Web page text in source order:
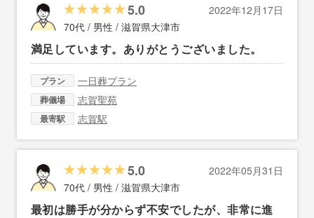
5.0
2022年12月17日
70代 / 男性 / 滋賀県大津市
満足しています。ありがとうございました。
プラン 一日葬プラン
葬儀場 志賀聖苑
最寄駅 志賀駅
5.0
2022年05月31日
70代 / 男性 / 滋賀県大津市
最初は勝手が分からず不安でしたが、非常に進